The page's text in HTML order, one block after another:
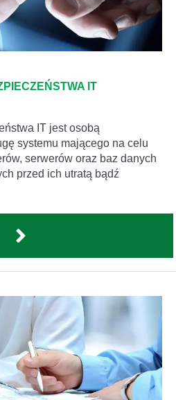
IT
IT jest osobą
systemu mającego na celu
serwerów oraz baz danych
przed ich utratą bądź